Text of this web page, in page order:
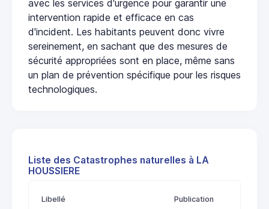
avec les services d'urgence pour garantir une
intervention rapide et efficace en cas
d'incident. Les habitants peuvent donc vivre
sereinement, en sachant que des mesures de
sécurité appropriées sont en place, même sans
un plan de prévention spécifique pour les risques
technologiques.
Liste des Catastrophes naturelles à LA
HOUSSIERE
Libellé Publication